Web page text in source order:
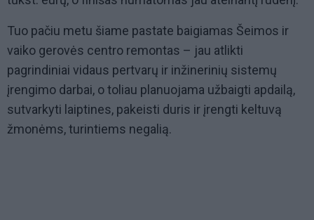
Tuo pačiu metu šiame pastate baigiamas Šeimos ir
vaiko gerovės centro remontas – jau atlikti
pagrindiniai vidaus pertvarų ir inžinerinių sistemų
įrengimo darbai, o toliau planuojama užbaigti apdailą,
sutvarkyti laiptines, pakeisti duris ir įrengti keltuvą
žmonėms, turintiems negalią.